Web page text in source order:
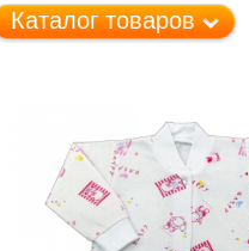
Каталог товаров